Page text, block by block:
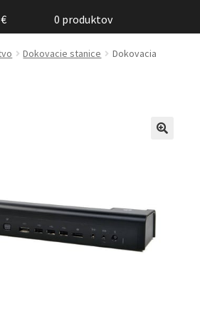
€ 0 produktov
Dokovacie stanice
Dokovacia